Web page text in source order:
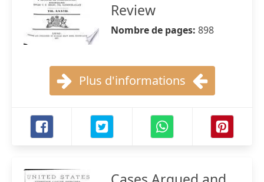
Review
Nombre de pages: 898
Plus d'informations